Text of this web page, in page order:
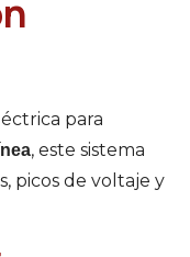
para
, este sistema
picos de voltaje y